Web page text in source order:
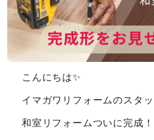
こんにちは✨
イマガワリフォームのスタ
和室リフォームついに完成！